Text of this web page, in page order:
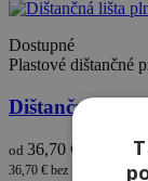
Dostupné
Plastové dištančné
Dištančná lišta
od 36,70 €
36,70 € bez DPH